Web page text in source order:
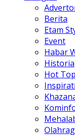
Berita
Etam
Event
Habar
Historia
Hot